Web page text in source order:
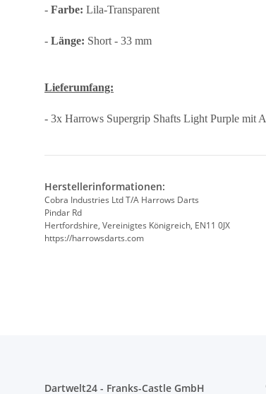
- Farbe: Lila-Transparent
- Länge: Short - 33 mm
Lieferumfang:
- 3x Harrows Supergrip Shafts Light Purple mit
Herstellerinformationen:
Cobra Industries Ltd T/A Harrows Darts
Pindar Rd
Hertfordshire, Vereinigtes Königreich, EN11 0JX
https://harrowsdarts.com
Dartwelt24 - Franks-Castle GmbH